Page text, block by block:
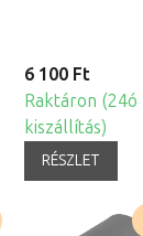
6 100 Ft
Raktáron (24ó
kiszállítás)
RÉSZLET